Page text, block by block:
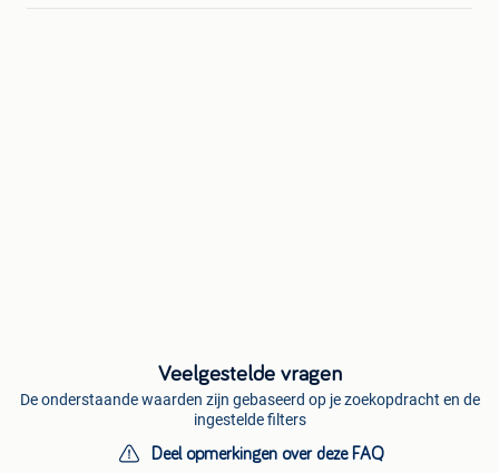
Veelgestelde vragen
De onderstaande waarden zijn gebaseerd op je zoekopdracht en de
ingestelde filters
Deel opmerkingen over deze FAQ